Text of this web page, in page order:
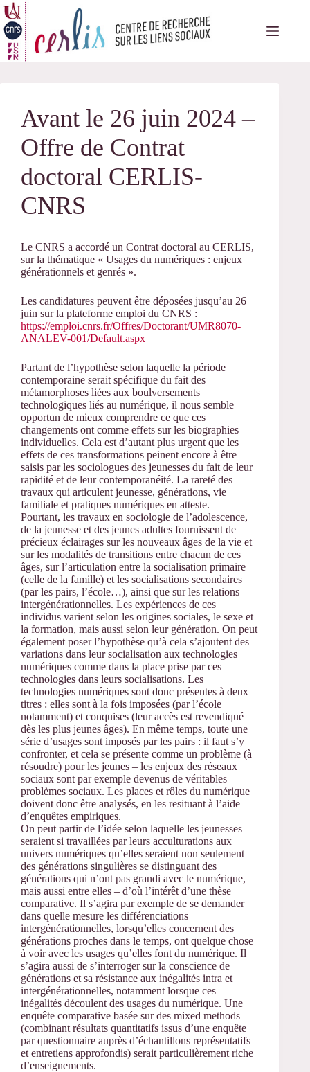
Passer
au
contenu
Avant le 26 juin 2024 –
Offre de Contrat
doctoral CERLIS-
CNRS
Le CNRS a accordé un Contrat doctoral au CERLIS,
sur la thématique « Usages du numériques : enjeux
générationnels et genrés ».
Les candidatures peuvent être déposées jusqu’au 26
juin sur la plateforme emploi du CNRS :
https://emploi.cnrs.fr/Offres/Doctorant/UMR8070-
ANALEV-001/Default.aspx
Partant de l’hypothèse selon laquelle la période
contemporaine serait spécifique du fait des
métamorphoses liées aux boulversements
technologiques liés au numérique, il nous semble
opportun de mieux comprendre ce que ces
changements ont comme effets sur les biographies
individuelles. Cela est d’autant plus urgent que les
effets de ces transformations peinent encore à être
saisis par les sociologues des jeunesses du fait de leur
rapidité et de leur contemporanéité. La rareté des
travaux qui articulent jeunesse, générations, vie
familiale et pratiques numériques en atteste.
Pourtant, les travaux en sociologie de l’adolescence,
de la jeunesse et des jeunes adultes fournissent de
précieux éclairages sur les nouveaux âges de la vie et
sur les modalités de transitions entre chacun de ces
âges, sur l’articulation entre la socialisation primaire
(celle de la famille) et les socialisations secondaires
(par les pairs, l’école…), ainsi que sur les relations
intergénérationnelles. Les expériences de ces
individus varient selon les origines sociales, le sexe et
la formation, mais aussi selon leur génération. On peut
également poser l’hypothèse qu’à cela s’ajoutent des
variations dans leur socialisation aux technologies
numériques comme dans la place prise par ces
technologies dans leurs socialisations. Les
technologies numériques sont donc présentes à deux
titres : elles sont à la fois imposées (par l’école
notamment) et conquises (leur accès est revendiqué
dès les plus jeunes âges). En même temps, toute une
série d’usages sont imposés par les pairs : il faut s’y
confronter, et cela se présente comme un problème (à
résoudre) pour les jeunes – les enjeux des réseaux
sociaux sont par exemple devenus de véritables
problèmes sociaux. Les places et rôles du numérique
doivent donc être analysés, en les resituant à l’aide
d’enquêtes empiriques.
On peut partir de l’idée selon laquelle les jeunesses
seraient si travaillées par leurs acculturations aux
univers numériques qu’elles seraient non seulement
des générations singulières se distinguant des
générations qui n’ont pas grandi avec le numérique,
mais aussi entre elles – d’où l’intérêt d’une thèse
comparative. Il s’agira par exemple de se demander
dans quelle mesure les différenciations
intergénérationnelles, lorsqu’elles concernent des
générations proches dans le temps, ont quelque chose
à voir avec les usages qu’elles font du numérique. Il
s’agira aussi de s’interroger sur la conscience de
générations et sa résistance aux inégalités intra et
intergénérationnelles, notamment lorsque ces
inégalités découlent des usages du numérique. Une
enquête comparative basée sur des mixed methods
(combinant résultats quantitatifs issus d’une enquête
par questionnaire auprès d’échantillons représentatifs
et entretiens approfondis) serait particulièrement riche
d’enseignements.